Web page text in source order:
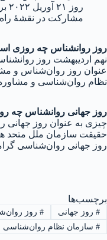
مشارکت در نقشهٔ راه
روز روانشناس چه روزی
عنوان روز روان‌شناس و
نظام روان‌شناسی و مشاوره در روز ۹
روز جهانی روانشناس چه
چیزی به عنوان روز جهانی
حقیقت سازمان ملل متحد
روز جهانی روان‌شناسی
برچسب‌ها
#روز جهانی #روز
#سازمان نظام روان‌شناسی